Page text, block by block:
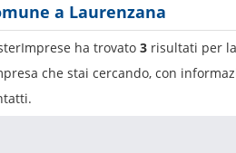
a Laurenzana
ha trovato 3 risultati per
che stai cercando, con